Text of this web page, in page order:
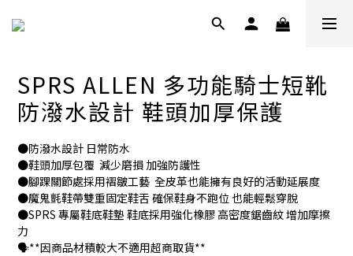
SPRS ALLEN 多功能騎士短靴
防潑水設計 鞋頭加厚保護
●防潑水設計 日常防水
●鞋頭加厚包覆  減少磨損 加強防護性
●腳踝關節處採用褶皺工藝  全皮革也能擁有良好的活動延展度
●魔鬼氈鞋帶雙重固定鞋舌 確保鞋身不跑位 也能輕鬆穿脫
●SPRS 專屬鞋底鞋墊 鞋底採用強化橡膠 高密度鋸齒紋 增加摩擦
力
🗣️**因商品材積較大不適用超商取貨**